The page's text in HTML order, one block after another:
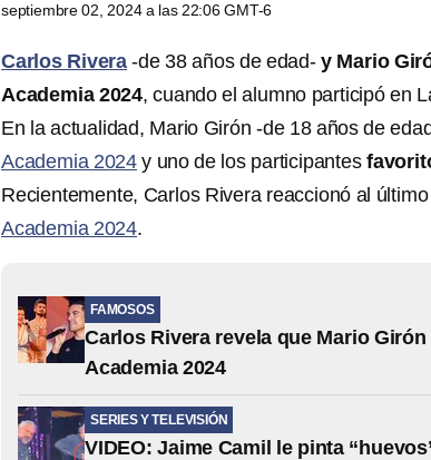
septiembre 02, 2024 a las 22:06 GMT-6
Carlos Rivera -de 38 años de edad-y Mario
Academia 2024, cuando el alumno participó en
En la actualidad, Mario Girón -de 18 años de
Academia 2024 y uno de los participantes
Recientemente, Carlos Rivera reaccionó al
Academia 2024.
FAMOSOS
Carlos Rivera revela que Mario Girón
Academia 2024
SERIES Y TELEVISIÓN
VIDEO: Jaime Camil le pinta